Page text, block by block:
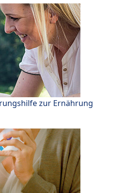
zur Ernährung